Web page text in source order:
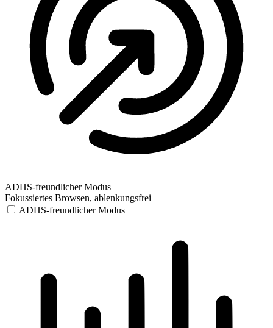
ADHS-freundlicher Modus
Fokussiertes Browsen, ablenkungsfrei
ADHS-freundlicher Modus